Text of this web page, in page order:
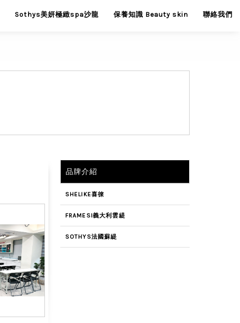
Sothys美妍極緻spa沙龍 保養知識 Beauty skin 聯絡我們
品牌介紹
SHELIKE喜徠
FRAMESI義大利雲緹
SOTHYS法國蘇緹